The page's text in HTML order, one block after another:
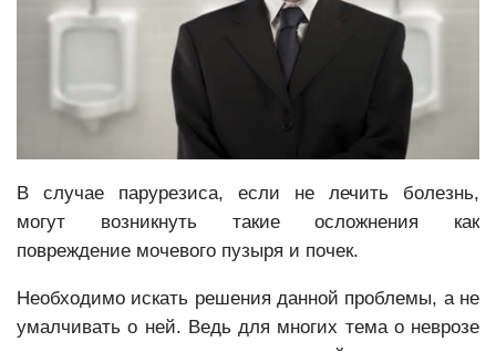
В случае парурезиса, если не лечить болезнь,
могут возникнуть такие осложнения как
повреждение мочевого пузыря и почек.
Необходимо искать решения данной проблемы, а не
умалчивать о ней. Ведь для многих тема о неврозе